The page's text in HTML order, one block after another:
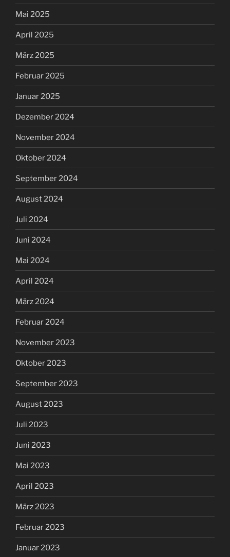
Mai 2025
April 2025
März 2025
Februar 2025
Januar 2025
Dezember 2024
November 2024
Oktober 2024
September 2024
August 2024
Juli 2024
Juni 2024
Mai 2024
April 2024
März 2024
Februar 2024
November 2023
Oktober 2023
September 2023
August 2023
Juli 2023
Juni 2023
Mai 2023
April 2023
März 2023
Februar 2023
Januar 2023